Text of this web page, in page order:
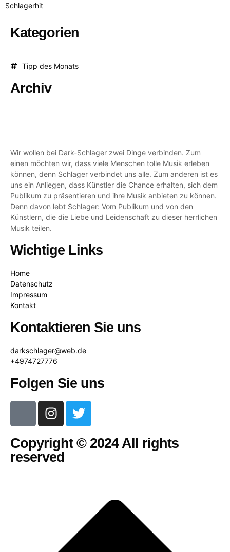
Schlagerhit
Kategorien
Tipp des Monats
Archiv
Wir wollen bei Dark-Schlager zwei Dinge verbinden. Zum
einen möchten wir, dass viele Menschen tolle Musik erleben
können, denn Schlager verbindet uns alle. Zum anderen ist es
uns ein Anliegen, dass Künstler die Chance erhalten, sich dem
Publikum zu präsentieren und ihre Musik anbieten zu können.
Denn davon lebt Schlager: Vom Publikum und von den
Künstlern, die die Liebe und Leidenschaft zu dieser herrlichen
Musik teilen.
Wichtige Links
Home
Datenschutz
Impressum
Kontakt
Kontaktieren Sie uns
darkschlager@web.de
+4974727776
Folgen Sie uns
Copyright © 2024 All rights
reserved